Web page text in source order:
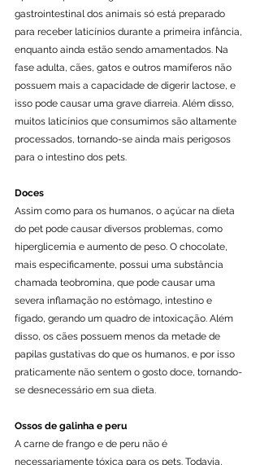
gastrointestinal dos animais só está preparado
para receber laticínios durante a primeira infância,
enquanto ainda estão sendo amamentados. Na
fase adulta, cães, gatos e outros mamíferos não
possuem mais a capacidade de digerir lactose, e
isso pode causar uma grave diarreia. Além disso,
muitos laticínios que consumimos são altamente
processados, tornando-se ainda mais perigosos
para o intestino dos pets.
Doces
Assim como para os humanos, o açúcar na dieta
do pet pode causar diversos problemas, como
hiperglicemia e aumento de peso. O chocolate,
mais especificamente, possui uma substância
chamada teobromina, que pode causar uma
severa inflamação no estômago, intestino e
fígado, gerando um quadro de intoxicação. Além
disso, os cães possuem menos da metade de
papilas gustativas do que os humanos, e por isso
praticamente não sentem o gosto doce, tornando-
se desnecessário em sua dieta.
Ossos de galinha e peru
A carne de frango e de peru não é
necessariamente tóxica para os pets. Todavia,